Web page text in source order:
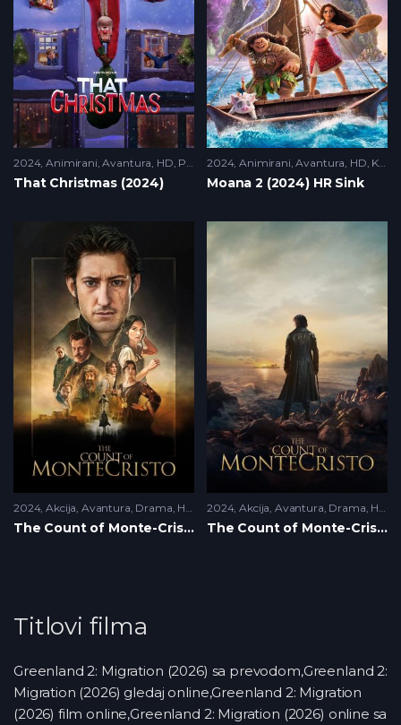
2024 Animirani ,Avantura HD Porodicni
That Christmas (2024)
2024 Animirani ,Avantura HD Komedija
Moana 2 (2024) HR Sink
2024 Akcija Avantura Drama HD Romantika,Triler
The Count of Monte-Cristo (2024)
2024 Akcija Avantura Drama HD
The Count of Monte-Cristo (2024)
Titlovi filma
Greenland 2: Migration (2026) sa prevodom,Greenland 2:
Migration (2026) gledaj online,Greenland 2: Migration
(2026) film online,Greenland 2: Migration (2026) online sa